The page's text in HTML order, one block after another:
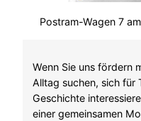
Postram-Wagen 7
Wenn Sie uns fördern
Alltag suchen, sich für
Geschichte
einer gemeinsamen